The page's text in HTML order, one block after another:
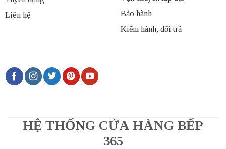
Liên hệ
Bảo hành
Kiểm hành, đổi trả
HỆ THỐNG CỬA HÀNG BẾP
365